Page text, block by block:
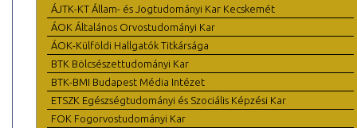
ÁJTK-KT Állam- és Jogtudományi Kar Kecskemét
ÁOK Általános Orvostudományi Kar
ÁOK-Külföldi Hallgatók Titkársága
BTK Bölcsészettudományi Kar
BTK-BMI Budapest Média Intézet
ETSZK Egészségtudományi és Szociális Képzési Kar
FOK Fogorvostudományi Kar